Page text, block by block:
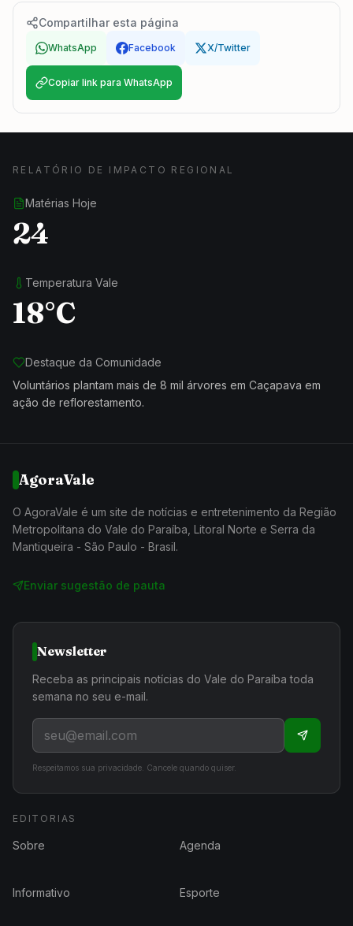
Compartilhar esta página
WhatsApp Facebook X/Twitter
Copiar link para WhatsApp
RELATÓRIO DE IMPACTO REGIONAL
Matérias Hoje
24
Temperatura Vale
18°C
Destaque da Comunidade
Voluntários plantam mais de 8 mil árvores em Caçapava em
ação de reflorestamento.
AgoraVale
O AgoraVale é um site de notícias e entretenimento da Região
Metropolitana do Vale do Paraíba, Litoral Norte e Serra da
Mantiqueira - São Paulo - Brasil.
Enviar sugestão de pauta
Newsletter
Receba as principais notícias do Vale do Paraíba toda
semana no seu e-mail.
Respeitamos sua privacidade. Cancele quando quiser.
EDITORIAS
Sobre Agenda
Informativo Esporte